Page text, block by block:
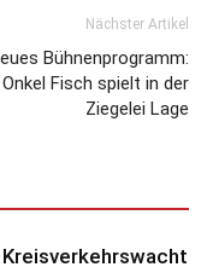
Nächster Artikel
Bühnenprogramm:
Onkel Fisch spielt in der
Ziegelei Lage